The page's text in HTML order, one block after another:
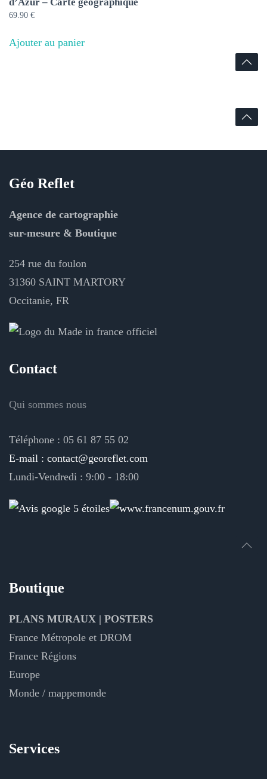
69.90 €
Ajouter au panier
Géo Reflet
Agence de cartographie
sur-mesure & Boutique
254 rue du foulon
31360 SAINT MARTORY
Occitanie, FR
Contact
Qui sommes nous
Téléphone : 05 61 87 55 02
E-mail : contact@georeflet.com
Lundi-Vendredi : 9:00 - 18:00
Boutique
PLANS MURAUX | POSTERS
France Métropole et DROM
France Régions
Europe
Monde / mappemonde
Services